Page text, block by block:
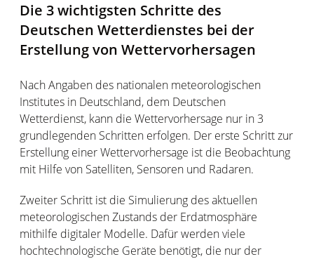
Die 3 wichtigsten Schritte des
Deutschen Wetterdienstes bei der
Erstellung von Wettervorhersagen
Nach Angaben des nationalen meteorologischen
Institutes in Deutschland, dem Deutschen
Wetterdienst, kann die Wettervorhersage nur in 3
grundlegenden Schritten erfolgen. Der erste Schritt zur
Erstellung einer Wettervorhersage ist die Beobachtung
mit Hilfe von Satelliten, Sensoren und Radaren.
Zweiter Schritt ist die Simulierung des aktuellen
meteorologischen Zustands der Erdatmosphäre
mithilfe digitaler Modelle. Dafür werden viele
hochtechnologische Geräte benötigt, die nur der